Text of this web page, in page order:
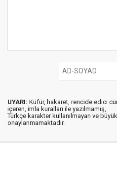
UYARI: Küfür, hakaret, rencide edici
içeren, imla kuralları ile yazılmamış,
Türkçe karakter kullanılmayan ve
onaylanmamaktadır.